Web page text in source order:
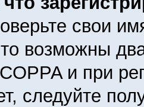
свои
возможны
и при
следуйте